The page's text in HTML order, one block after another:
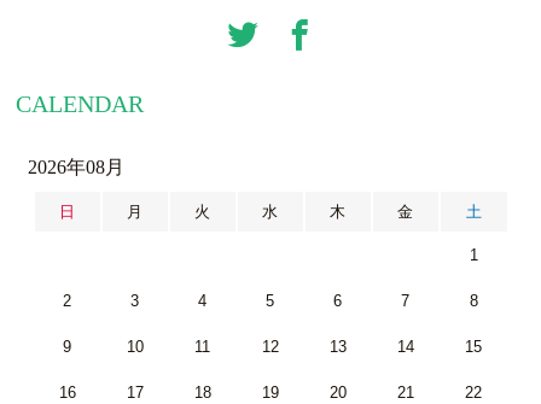
CALENDAR
2026年08月
日 月 火 水 木 金 土
1
2 3 4 5 6 7 8
9 10 11 12 13 14 15
16 17 18 19 20 21 22